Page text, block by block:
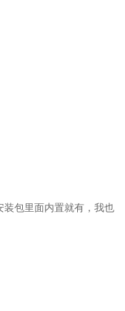
包里面内置就有，我也